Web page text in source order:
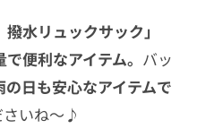
水リュックサック」
便利なアイテム。 バッ
の日も安心なアイテムで
さいね〜♪